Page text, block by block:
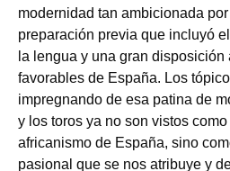
modernidad tan ambicionada
preparación previa que incluyó
la lengua y una gran
favorables de España. Los
impregnando de esa patina de
y los toros ya no son vistos
africanismo de España, sino
pasional que se nos atribuye y